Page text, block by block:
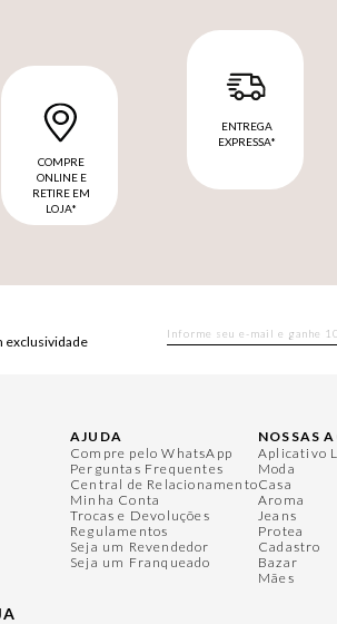
COMPRE
ONLINE E
RETIRE EM
LOJA*
ENTREGA
EXPRESSA*
exclusividade
AJUDA
Compre pelo WhatsApp
Perguntas Frequentes
Central de Relacionamento
Minha Conta
Trocas e Devoluções
Regulamentos
Seja um Revendedor
Seja um Franqueado
NOSSAS
Aplicativo
Moda
Casa
Aroma
Jeans
Protea
Cadastro
Bazar
Mães